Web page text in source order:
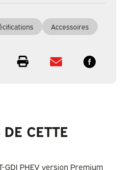
Accessoires
CETTE
GDI PHEV version Premium